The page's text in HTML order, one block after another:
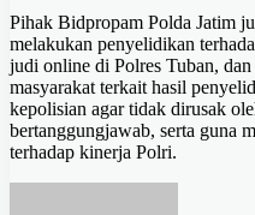
Pihak Bidpropam Polda Jatim
melakukan penyelidikan
judi online di Polres Tuban,
masyarakat terkait hasil
kepolisian agar tidak dirusak
bertanggungjawab, serta guna
terhadap kinerja Polri.